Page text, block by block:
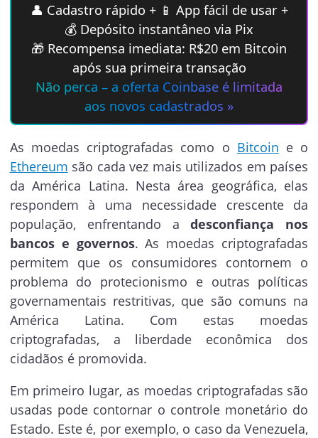
👤 Cadastro rápido + 📱 App fácil de usar +
💰 Depósito instantâneo via Pix
🎁 Recompensa imediata: R$20 em Bitcoin
após sua primeira transação
Não perca – a oferta Coinbase é limitada
aos novos cadastrados »
As moedas criptografadas como o Bitcoin e o
Ethereum são cada vez mais utilizados em países
da América Latina. Nesta área geográfica, elas
respondem à uma necessidade crescente da
população, enfrentando adesconfiança nos
bancos e governos. As moedas criptografadas
permitem que os consumidores contornem o
problema do protecionismo e outras políticas
governamentais restritivas, que são comuns na
América Latina. Com estas moedas
criptografadas, a liberdade econômica dos
cidadãos é promovida.
Em primeiro lugar, as moedas criptografadas são
usadas pode contornar o controle monetário do
Estado. Este é, por exemplo, o caso da Venezuela,